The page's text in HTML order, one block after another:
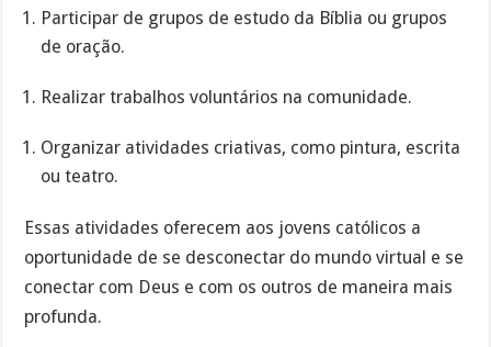
Participar de grupos de estudo da Bíblia ou grupos
de oração.
Realizar trabalhos voluntários na comunidade.
Organizar atividades criativas, como pintura, escrita
ou teatro.
Essas atividades oferecem aos jovens católicos a
oportunidade de se desconectar do mundo virtual e se
conectar com Deus e com os outros de maneira mais
profunda.